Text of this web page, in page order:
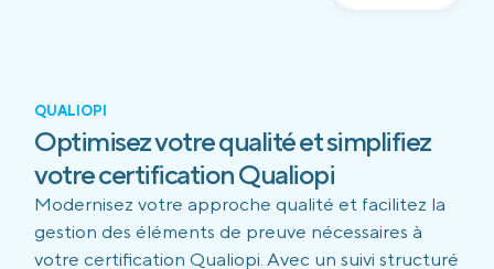
QUALIOPI
Optimisez votre qualité et simplifiez
votre certification Qualiopi
Modernisez votre approche qualité et facilitez la
gestion des éléments de preuve nécessaires à
votre certification Qualiopi. Avec un suivi structuré